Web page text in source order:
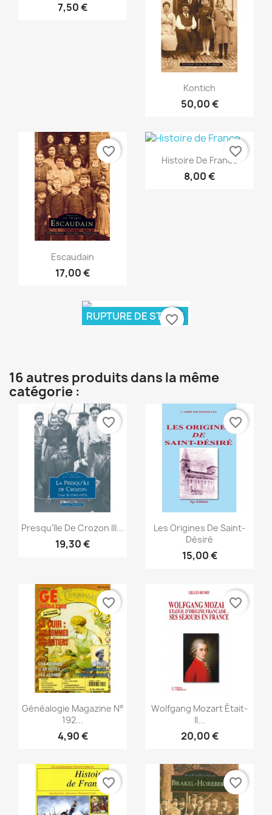
7,50 €
Aperçu rapide
Kontich
50,00 €
Aperçu rapide
Escaudain
17,00 €
favorite_border Aperçu rapide
Histoire De France
8,00 €
favorite_border
Aperçu rapide
RUPTURE DE STOCK
favorite_border
16 autres produits dans la même
catégorie :
Aperçu rapide
Presqu'île De Crozon III...
19,30 €
favorite_border
Aperçu rapide
Les Origines De Saint-
Désiré
15,00 €
favorite_border
Aperçu rapide
Généalogie Magazine N°
192...
4,90 €
favorite_border
Aperçu rapide
Wolfgang Mozart Était-
Il...
20,00 €
favorite_border
favorite_border favorite_border